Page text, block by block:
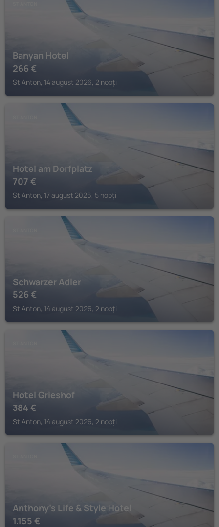
Banyan Hotel
266 €
St Anton, 14 august 2026, 2 nopți
Hotel am Dorfplatz
707 €
St Anton, 17 august 2026, 5 nopți
Schwarzer Adler
526 €
St Anton, 14 august 2026, 2 nopți
Hotel Grieshof
384 €
St Anton, 14 august 2026, 2 nopți
Anthony's Life & Style Hotel
1.155 €